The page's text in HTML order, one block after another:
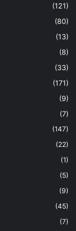
(121)
(80)
(13)
(8)
(33)
(171)
(9)
(7)
(147)
(22)
(1)
(5)
(9)
(45)
(7)